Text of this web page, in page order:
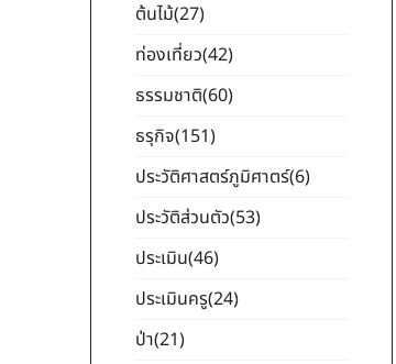
ต้นไม้(27)
ท่องเที่ยว(42)
ธรรมชาติ(60)
ธรุกิจ(151)
ประวัติศาสตร์ภูมิศาตร์(6)
ประวัติส่วนตัว(53)
ประเมิน(46)
ประเมินครู(24)
ป่า(21)